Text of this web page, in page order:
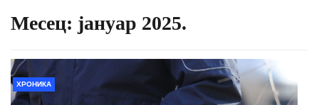
Месец: јануар 2025.
ХРОНИКА